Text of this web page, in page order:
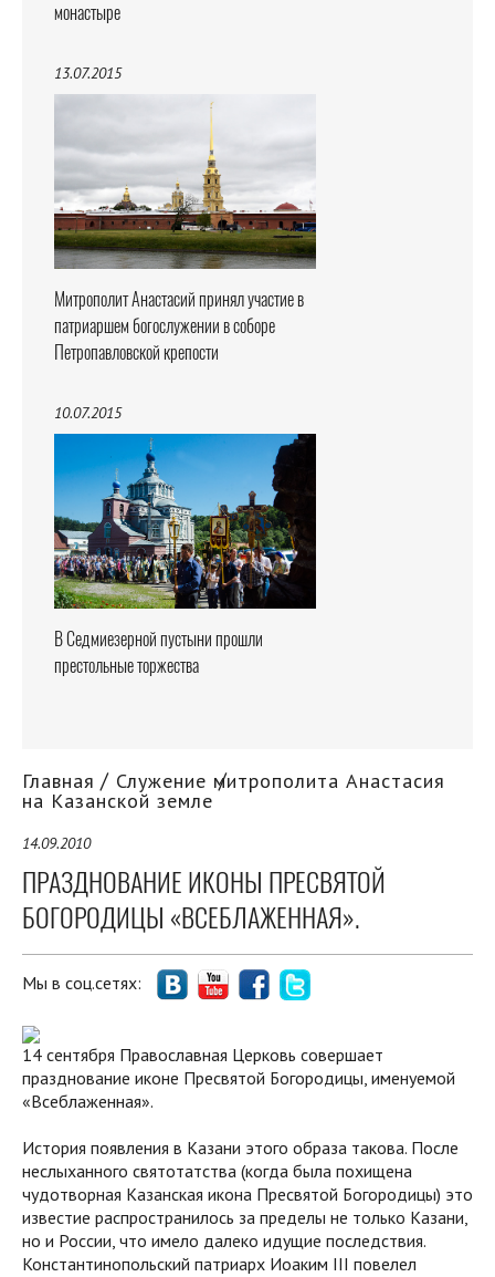
монастыре
13.07.2015
Митрополит Анастасий принял участие в
патриаршем богослужении в соборе
Петропавловской крепости
10.07.2015
В Седмиезерной пустыни прошли
престольные торжества
Главная Служение митрополита Анастасия
на Казанской земле
14.09.2010
ПРАЗДНОВАНИЕ ИКОНЫ ПРЕСВЯТОЙ
БОГОРОДИЦЫ «ВСЕБЛАЖЕННАЯ».
Мы в соц.сетях:
14 сентября Православная Церковь совершает
празднование иконе Пресвятой Богородицы, именуемой
«Всеблаженная».
История появления в Казани этого образа такова. После
неслыханного святотатства (когда была похищена
чудотворная Казанская икона Пресвятой Богородицы) это
известие распространилось за пределы не только Казани,
но и России, что имело далеко идущие последствия.
Константинопольский патриарх Иоаким III повелел